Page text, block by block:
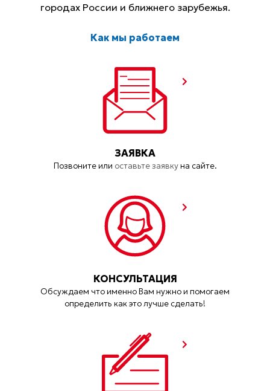
городах России и ближнего зарубежья.
Как мы работаем
ЗАЯВКА
Позвоните или оставьте заявкуна сайте.
КОНСУЛЬТАЦИЯ
Обсуждаем что именно Вам нужно и помогаем
определить как это лучше сделать!